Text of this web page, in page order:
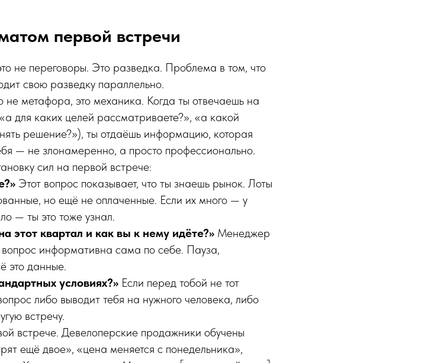
первой встречи
не переговоры. Это разведка. Проблема в том, что
свою разведку параллельно.
не метафора, это механика. Когда ты отвечаешь на
для каких целей рассматриваете?», «а какой
решение?»), ты отдаёшь информацию, которая
— не злонамеренно, а просто профессионально.
сил на первой встрече:
Этот вопрос показывает, что ты знаешь рынок. Лоты
но ещё не оплаченные. Если их много — у
— ты это тоже узнал.
этот квартал и как вы к нему идёте?» Менеджер
информативна сама по себе. Пауза,
это данные.
условиях?» Если перед тобой не тот
либо выводит тебя на нужного человека, либо
встречу.
встрече. Девелоперские продажники обучены
ещё двое», «цена меняется с понедельника»,